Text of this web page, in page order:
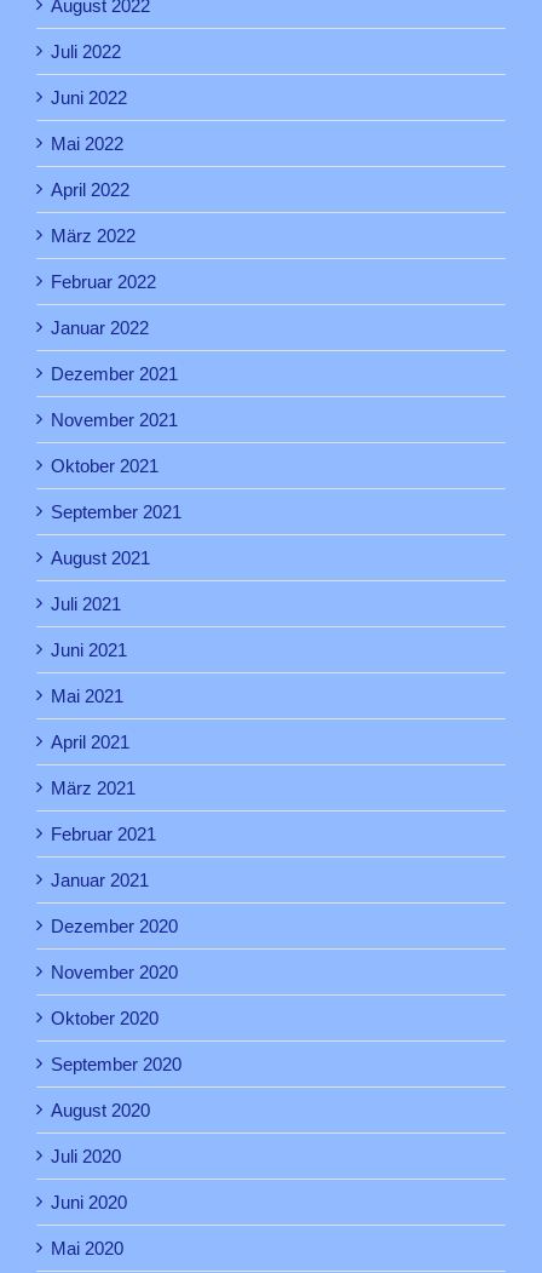
August 2022
Juli 2022
Juni 2022
Mai 2022
April 2022
März 2022
Februar 2022
Januar 2022
Dezember 2021
November 2021
Oktober 2021
September 2021
August 2021
Juli 2021
Juni 2021
Mai 2021
April 2021
März 2021
Februar 2021
Januar 2021
Dezember 2020
November 2020
Oktober 2020
September 2020
August 2020
Juli 2020
Juni 2020
Mai 2020